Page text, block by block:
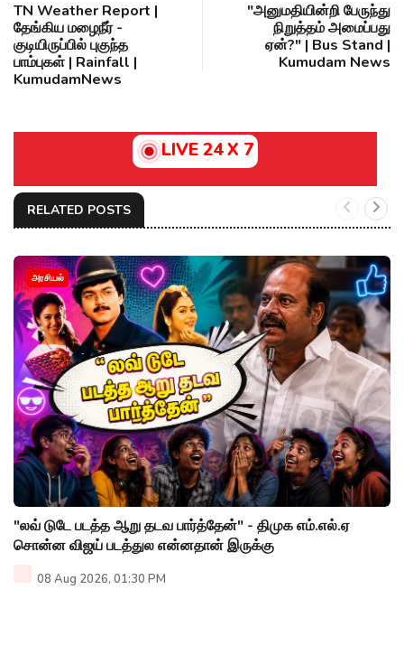
TN Weather Report |
தேங்கிய மழைநீர் -
குடியிருப்பில் புகுந்த
பாம்புகள் | Rainfall |
KumudamNews
"அனுமதியின்றி பேருந்து
நிறுத்தம் அமைப்பது
ஏன்?" | Bus Stand |
Kumudam News
LIVE 24 X 7
RELATED POSTS
அரசியல்
"லவ் டுடே படத்த ஆறு தடவ பார்த்தேன்" - திமுக எம்.எல்.ஏ
சொன்ன விஜய் படத்துல என்னதான் இருக்கு
08 Aug 2026, 01:30 PM